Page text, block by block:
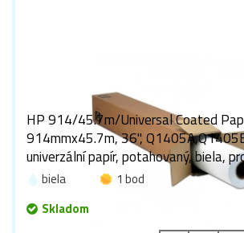
HP 914/45.7m/Universal Coated
914mmx45.7m, 36",
univerzální papír, potahovaný, biela,
biela
1 bod
Skladom